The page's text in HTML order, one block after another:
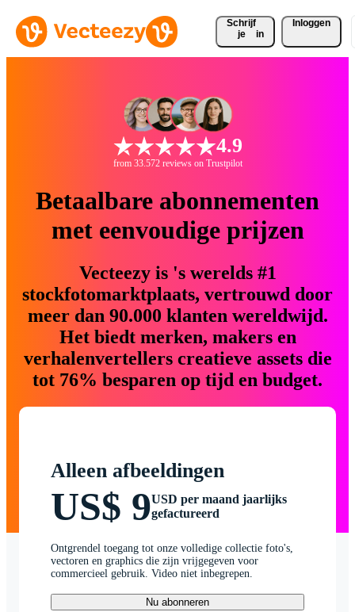
Schrijf
je
in
Inloggen
4.9
from 33.572 reviews on Trustpilot
Betaalbare abonnementen
met eenvoudige prijzen
Vecteezy is 's werelds #1
stockfotomarktplaats, vertrouwd door
meer dan 90.000 klanten wereldwijd.
Het biedt merken, makers en
verhalenvertellers creatieve assets die
tot 76% besparen op tijd en budget.
Alleen afbeeldingen
US$ 9USD per maand jaarlijks
gefactureerd
Ontgrendel toegang tot onze volledige collectie foto's,
vectoren en graphics die zijn vrijgegeven voor
commercieel gebruik. Video niet inbegrepen.
Nu abonneren